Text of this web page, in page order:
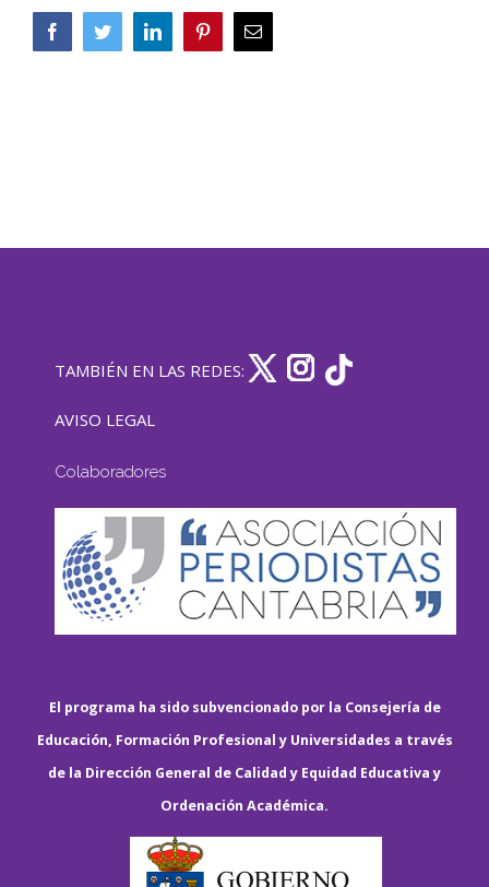
FacebookTwitterLinkedIn PinterestCorreo
electrónico
TAMBIÉN EN LAS REDES:
AVISO LEGAL
Colaboradores
El programa ha sido subvencionado por la Consejería de
Educación, Formación Profesional y Universidades a través
de la Dirección General de Calidad y Equidad Educativa y
Ordenación Académica.